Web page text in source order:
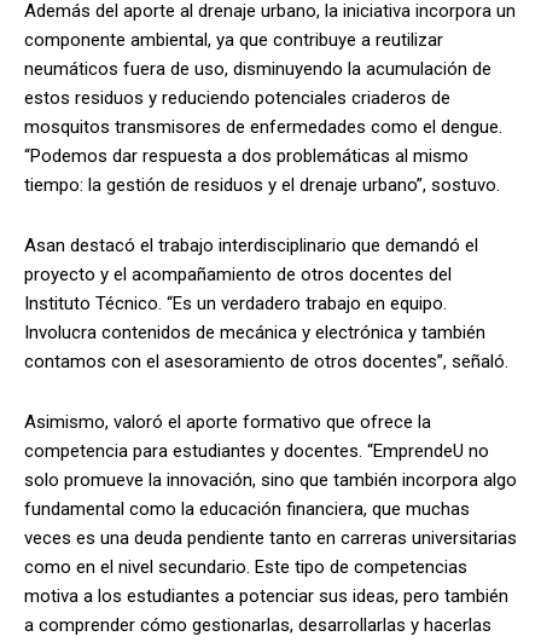
Además del aporte al drenaje urbano, la iniciativa incorpora un
componente ambiental, ya que contribuye a reutilizar
neumáticos fuera de uso, disminuyendo la acumulación de
estos residuos y reduciendo potenciales criaderos de
mosquitos transmisores de enfermedades como el dengue.
“Podemos dar respuesta a dos problemáticas al mismo
tiempo: la gestión de residuos y el drenaje urbano”, sostuvo.
Asan destacó el trabajo interdisciplinario que demandó el
proyecto y el acompañamiento de otros docentes del
Instituto Técnico. “Es un verdadero trabajo en equipo.
Involucra contenidos de mecánica y electrónica y también
contamos con el asesoramiento de otros docentes”, señaló.
Asimismo, valoró el aporte formativo que ofrece la
competencia para estudiantes y docentes. “EmprendeU no
solo promueve la innovación, sino que también incorpora algo
fundamental como la educación financiera, que muchas
veces es una deuda pendiente tanto en carreras universitarias
como en el nivel secundario. Este tipo de competencias
motiva a los estudiantes a potenciar sus ideas, pero también
a comprender cómo gestionarlas, desarrollarlas y hacerlas